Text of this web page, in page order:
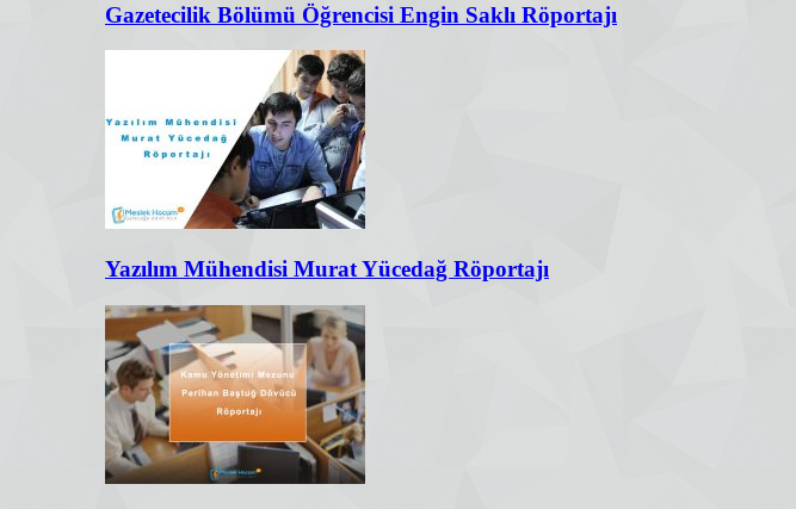
Gazetecilik Bölümü Öğrencisi Engin Saklı Röportajı
Yazılım Mühendisi Murat Yücedağ Röportajı